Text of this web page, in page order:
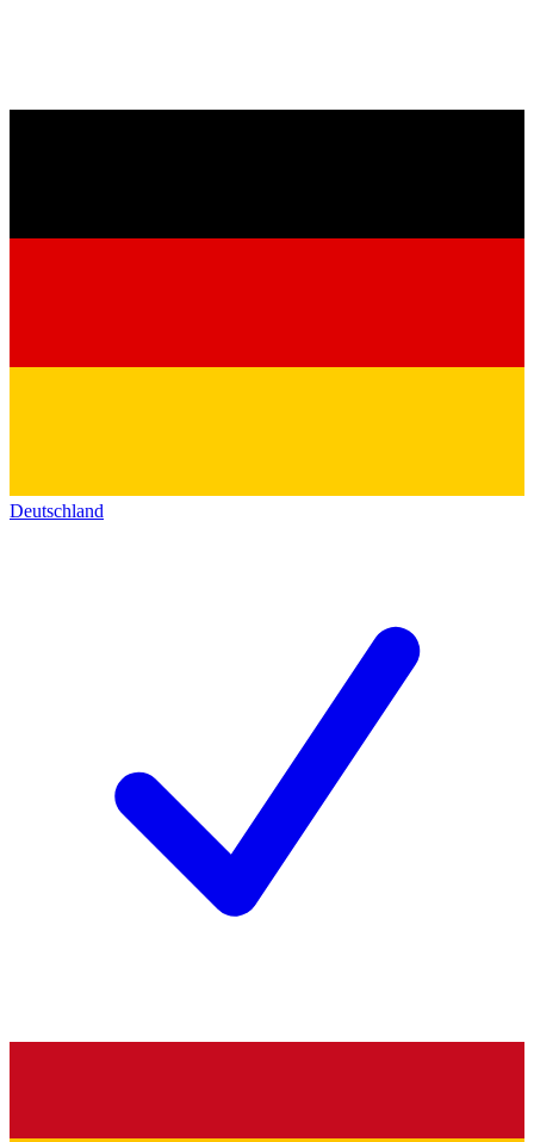
Deutschland